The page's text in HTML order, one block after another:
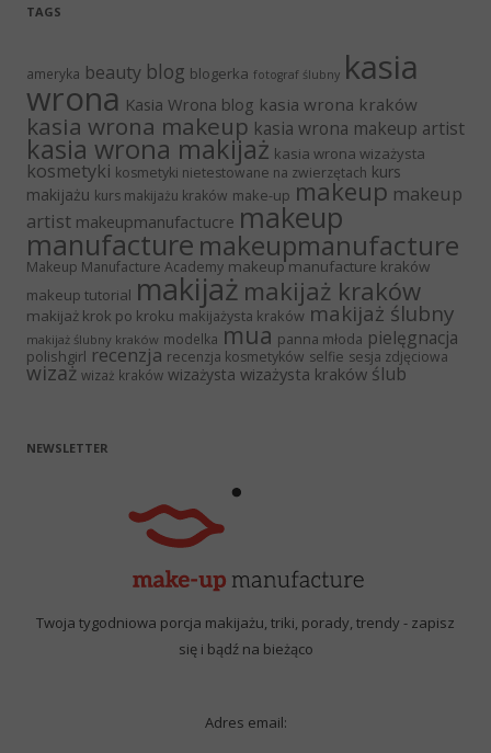
TAGS
ameryka beauty blog blogerka fotograf ślubny kasia
wrona Kasia Wrona blog kasia wrona kraków
kasia wrona makeup kasia wrona makeup artist
kasia wrona makijaż kasia wrona wizażysta
kosmetyki kosmetyki nietestowane na zwierzętach kurs
makijażu kurs makijażu kraków make-up makeup makeup
artist makeupmanufactucre makeup
manufacture makeupmanufacture
Makeup Manufacture Academy makeup manufacture kraków
makeup tutorial makijaż makijaż kraków
makijaż krok po kroku makijażysta kraków makijaż ślubny
makijaż ślubny kraków modelka mua panna młoda pielęgnacja
polishgirl recenzja recenzja kosmetyków selfie sesja zdjęciowa
wizaż wizaż kraków wizażysta wizażysta kraków ślub
NEWSLETTER
Twoja tygodniowa porcja makijażu, triki, porady, trendy - zapisz
się i bądź na bieżąco
Adres email: